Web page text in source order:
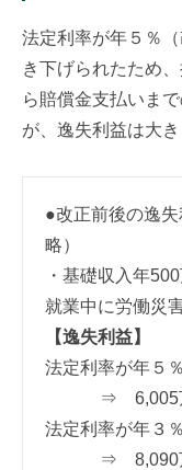
法定利率が年５％
き下げられたため
ら賠償金支払いま
が、逸失利益は大
●改正前後の逸
略）
・基礎収入年
就業中に労働災
【逸失利益】
法定利率が年５
⇒ 6,005
法定利率が年３
⇒